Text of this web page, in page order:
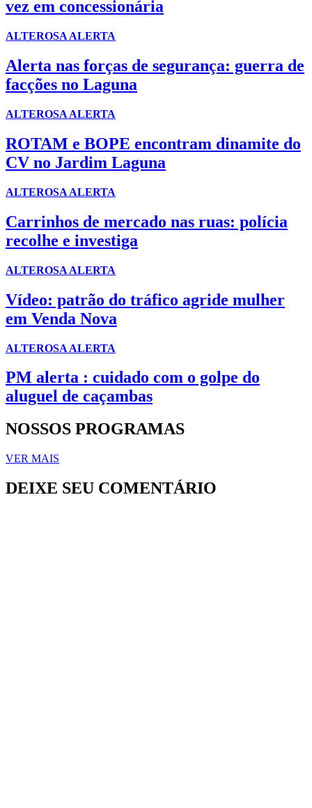
vez em concessionária
ALTEROSA ALERTA
Alerta nas forças de segurança: guerra de
facções no Laguna
ALTEROSA ALERTA
ROTAM e BOPE encontram dinamite do
CV no Jardim Laguna
ALTEROSA ALERTA
Carrinhos de mercado nas ruas: polícia
recolhe e investiga
ALTEROSA ALERTA
Vídeo: patrão do tráfico agride mulher
em Venda Nova
ALTEROSA ALERTA
PM alerta : cuidado com o golpe do
aluguel de caçambas
NOSSOS PROGRAMAS
VER MAIS
DEIXE SEU COMENTÁRIO